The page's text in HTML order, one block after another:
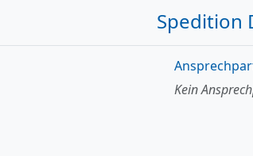
Spedition
Kein